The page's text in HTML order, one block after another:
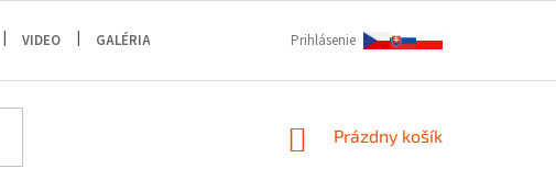
VIDEO GALÉRIA Prihlásenie
NÁKUPNÝ
Prázdny košík